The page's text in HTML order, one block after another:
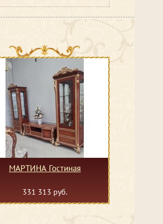
МАРТИНА Гостиная
331 313 руб.